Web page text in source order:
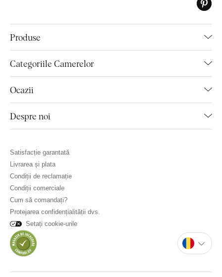
Produse
Categoriile Camerelor
Ocazii
Despre noi
Satisfacție garantată
Livrarea și plata
Condiții de reclamație
Condiții comerciale
Cum să comandați?
Protejarea confidențialității dvs.
Setați cookie-urile